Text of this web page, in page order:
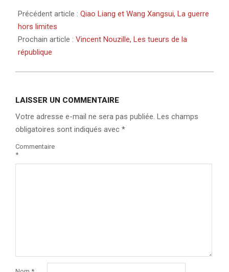
Précédent article : Qiao Liang et Wang Xangsui, La guerre
hors limites
Prochain article : Vincent Nouzille, Les tueurs de la
république
LAISSER UN COMMENTAIRE
Votre adresse e-mail ne sera pas publiée. Les champs
obligatoires sont indiqués avec *
Commentaire
*